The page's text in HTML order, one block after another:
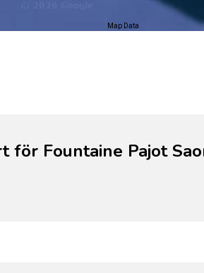
Map Data
för Fountaine Pajot